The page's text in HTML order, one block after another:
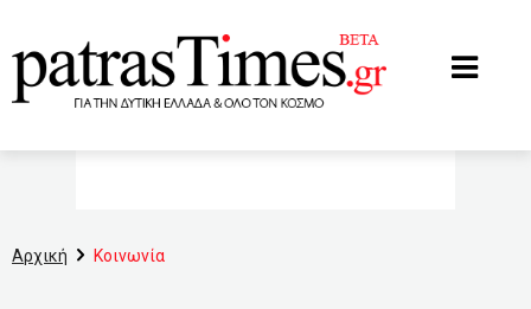
Αρχική Κοινωνία